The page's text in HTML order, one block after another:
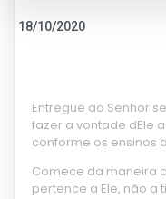
18/10/2020
Entregue ao Senhor
fazer a vontade dEle
conforme os ensinos
Comece da maneira
pertence a Ele, não a